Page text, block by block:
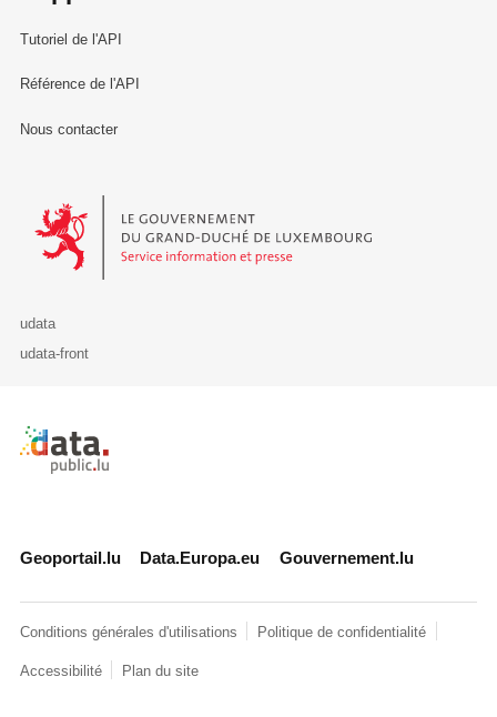
Tutoriel de l'API
Référence de l'API
Nous contacter
Le Gouvernement du Grand-Duché de Luxembourg - Service
udata
udata-front
Retour à l'accueil de data.public.lu
Geoportail.lu Data.Europa.eu Gouvernement.lu
Conditions générales d'utilisations Politique de confidentialité
Accessibilité Plan du site